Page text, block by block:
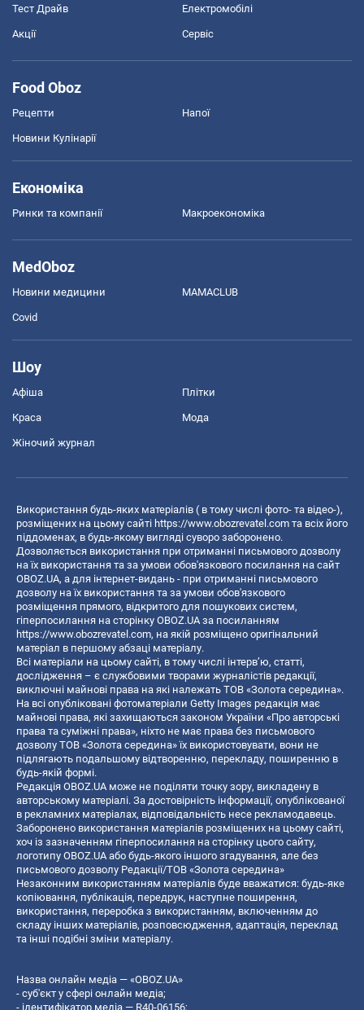
Тест Драйв Електромобілі
Акції Сервіс
Food Oboz
Рецепти Напої
Новини Кулінарії
Економіка
Ринки та компанії Макроекономіка
MedOboz
Новини медицини MAMACLUB
Covid
Шоу
Афіша Плітки
Краса Мода
Жіночий журнал
Використання будь-яких матеріалів ( в тому числі фото- та відео-),
розміщених на цьому сайті https://www.obozrevatel.com та всіх його
піддоменах, в будь-якому вигляді суворо заборонено.
Дозволяється використання при отриманні письмового дозволу
на їх використання та за умови обов'язкового посилання на сайт
OBOZ.UA, а для інтернет-видань - при отриманні письмового
дозволу на їх використання та за умови обов'язкового
розміщення прямого, відкритого для пошукових систем,
гіперпосилання на сторінку OBOZ.UA за посиланням
https://www.obozrevatel.com, на якій розміщено оригінальний
матеріал в першому абзаці матеріалу.
Всі матеріали на цьому сайті, в тому числі інтерв’ю, статті,
дослідження – є службовими творами журналістів редакції,
виключні майнові права на які належать ТОВ «Золота середина».
На всі опубліковані фотоматеріали Getty Images редакція має
майнові права, які захищаються законом України «Про авторські
права та суміжні права», ніхто не має права без письмового
дозволу ТОВ «Золота середина» їх використовувати, вони не
підлягають подальшому відтворенню, перекладу, поширенню в
будь-якій формі.
Редакція OBOZ.UA може не поділяти точку зору, викладену в
авторському матеріалі. За достовірність інформації, опублікованої
в рекламних матеріалах, відповідальність несе рекламодавець.
Заборонено використання матеріалів розміщених на цьому сайті,
хоч із зазначенням гіперпосилання на сторінку цього сайту,
логотипу OBOZ.UA або будь-якого іншого згадування, але без
письмового дозволу Редакції/ТОВ «Золота середина»
Незаконним використанням матеріалів буде вважатися: будь-яке
копiювання, публiкацiя, передрук, наступне поширення,
використання, переробка з використанням, включенням до
складу інших матеріалів, розповсюдження, адаптація, переклад
та інші подібні зміни матеріалу.
Назва онлайн медіа — «OBOZ.UA»
- суб'єкт у сфері онлайн медіа;
- ідентифікатор медіа — R40-06156;